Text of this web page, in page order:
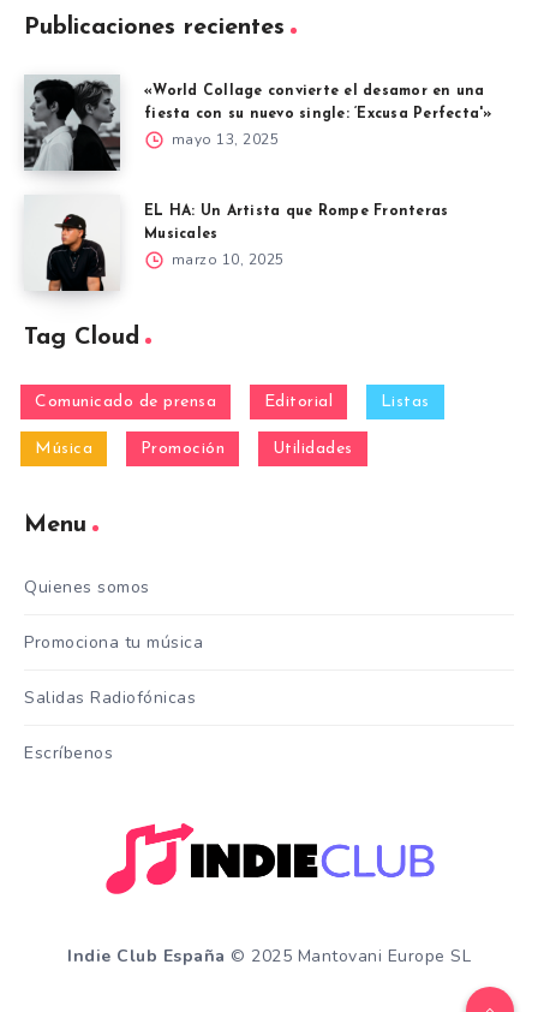
Publicaciones recientes
«World Collage convierte el desamor en una
fiesta con su nuevo single: ‘Excusa Perfecta'»
mayo 13, 2025
EL HA: Un Artista que Rompe Fronteras
Musicales
marzo 10, 2025
Tag Cloud
Comunicado de prensa Editorial Listas
Música Promoción Utilidades
Menu
Quienes somos
Promociona tu música
Salidas Radiofónicas
Escríbenos
Indie Club España © 2025 Mantovani Europe SL